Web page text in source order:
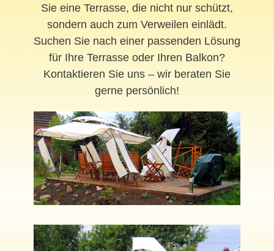
Sie eine Terrasse, die nicht nur schützt,
sondern auch zum Verweilen einlädt.
Suchen Sie nach einer passenden Lösung
für Ihre Terrasse oder Ihren Balkon?
Kontaktieren Sie uns – wir beraten Sie
gerne persönlich!